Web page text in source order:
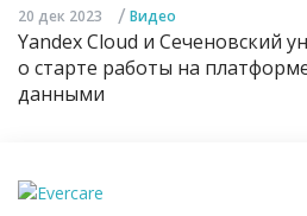
20 дек 2023 / Видео
Yandex Cloud и Сеченовский
о старте работы на
данными